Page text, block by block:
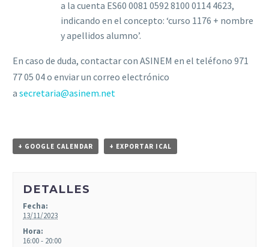
a la cuenta ES60 0081 0592 8100 0114 4623,
indicando en el concepto: ‘curso 1176 + nombre
y apellidos alumno’.
En caso de duda, contactar con ASINEM en el teléfono 971
77 05 04 o enviar un correo electrónico
a secretaria@asinem.net
+ GOOGLE CALENDAR + EXPORTAR ICAL
DETALLES
Fecha:
13/11/2023
Hora:
16:00 - 20:00